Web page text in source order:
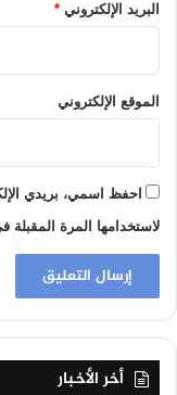
البريد الإلكتروني *
الموقع الإلكتروني
احفظ اسمي، بريدي
لاستخدامها المرة المقبلة
أخر الأخبار